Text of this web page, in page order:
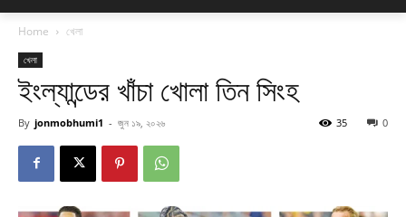
Home খেলা
খেলা
ইংল্যান্ডের খাঁচা খোলা তিন সিংহ
By jonmobhumi1 - জুন ১৯, ২০২৬ 0
35